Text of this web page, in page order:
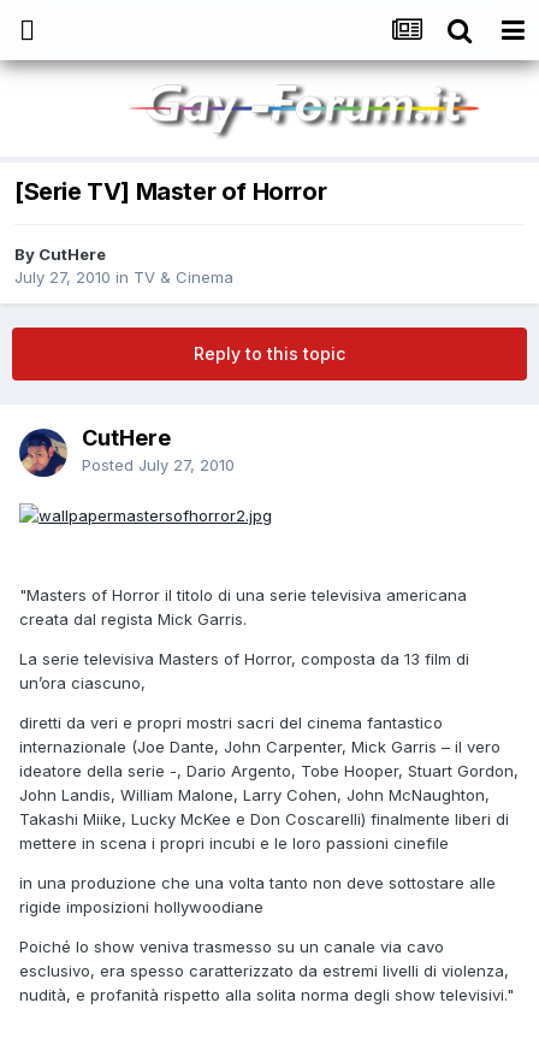
[Serie TV] Master of Horror
By CutHere
July 27, 2010 in TV & Cinema
Reply to this topic
CutHere
Posted July 27, 2010
"Masters of Horror il titolo di una serie televisiva americana
creata dal regista Mick Garris.
La serie televisiva Masters of Horror, composta da 13 film di
un’ora ciascuno,
diretti da veri e propri mostri sacri del cinema fantastico
internazionale (Joe Dante, John Carpenter, Mick Garris – il vero
ideatore della serie -, Dario Argento, Tobe Hooper, Stuart Gordon,
John Landis, William Malone, Larry Cohen, John McNaughton,
Takashi Miike, Lucky McKee e Don Coscarelli) finalmente liberi di
mettere in scena i propri incubi e le loro passioni cinefile
in una produzione che una volta tanto non deve sottostare alle
rigide imposizioni hollywoodiane
Poiché lo show veniva trasmesso su un canale via cavo
esclusivo, era spesso caratterizzato da estremi livelli di violenza,
nudità, e profanità rispetto alla solita norma degli show televisivi."